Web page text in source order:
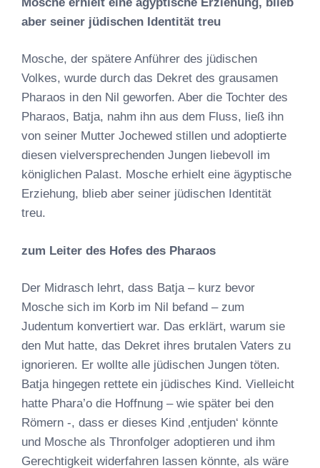
aber seiner jüdischen Identität treu
Mosche, der spätere Anführer des jüdischen
Volkes, wurde durch das Dekret des grausamen
Pharaos in den Nil geworfen. Aber die Tochter des
Pharaos, Batja, nahm ihn aus dem Fluss, ließ ihn
von seiner Mutter Jochewed stillen und adoptierte
diesen vielversprechenden Jungen liebevoll im
königlichen Palast. Mosche erhielt eine ägyptische
Erziehung, blieb aber seiner jüdischen Identität
treu.
zum Leiter des Hofes des Pharaos
Der Midrasch lehrt, dass Batja – kurz bevor
Mosche sich im Korb im Nil befand – zum
Judentum konvertiert war. Das erklärt, warum sie
den Mut hatte, das Dekret ihres brutalen Vaters zu
ignorieren. Er wollte alle jüdischen Jungen töten.
Batja hingegen rettete ein jüdisches Kind. Vielleicht
hatte Phara’o die Hoffnung – wie später bei den
Römern -, dass er dieses Kind ‚entjuden‘ könnte
und Mosche als Thronfolger adoptieren und ihm
Gerechtigkeit widerfahren lassen könnte, als wäre